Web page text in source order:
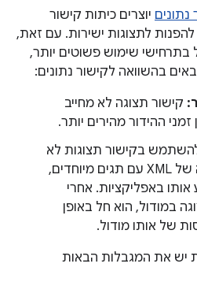
נתונים יוצרים כיתות קישור
לתצוגות ישירות. עם זאת,
בתרחישי שימוש פשוטים יותר,
בהשוואה לקישור נתונים:
קישור תצוגה לא מחייב
ההידור מהירים יותר.
בקישור תצוגות לא
נדרשים קובצי פריסה של XML עם תגים מיוחדים,
באפליקציות. אחרי
במודול, הוא חל באופן
של אותו מודול.
יש את המגבלות הבאות